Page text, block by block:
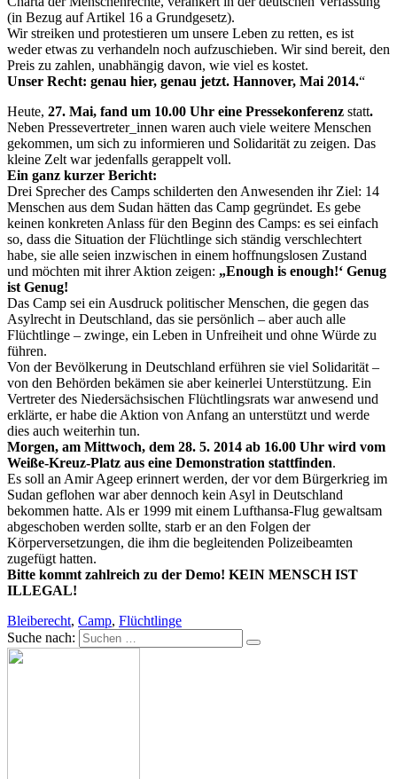
(in Bezug auf Artikel 16 a Grundgesetz).
Wir streiken und protestieren um unsere Leben zu retten, es ist
weder etwas zu verhandeln noch aufzuschieben. Wir sind bereit, den
Preis zu zahlen, unabhängig davon, wie viel es kostet.
Unser Recht: genau hier, genau jetzt. Hannover, Mai 2014.“
Heute, 27. Mai, fand um 10.00 Uhr eine Pressekonferenz statt.
Neben Pressevertreter_innen waren auch viele weitere Menschen
gekommen, um sich zu informieren und Solidarität zu zeigen. Das
kleine Zelt war jedenfalls gerappelt voll.
Ein ganz kurzer Bericht:
Drei Sprecher des Camps schilderten den Anwesenden ihr Ziel: 14
Menschen aus dem Sudan hätten das Camp gegründet. Es gebe
keinen konkreten Anlass für den Beginn des Camps: es sei einfach
so, dass die Situation der Flüchtlinge sich ständig verschlechtert
habe, sie alle seien inzwischen in einem hoffnungslosen Zustand
und möchten mit ihrer Aktion zeigen: „Enough is enough!‘ Genug
ist Genug!
Das Camp sei ein Ausdruck politischer Menschen, die gegen das
Asylrecht in Deutschland, das sie persönlich – aber auch alle
Flüchtlinge – zwinge, ein Leben in Unfreiheit und ohne Würde zu
führen.
Von der Bevölkerung in Deutschland erführen sie viel Solidarität –
von den Behörden bekämen sie aber keinerlei Unterstützung. Ein
Vertreter des Niedersächsischen Flüchtlingsrats war anwesend und
erklärte, er habe die Aktion von Anfang an unterstützt und werde
dies auch weiterhin tun.
Morgen, am Mittwoch, dem 28. 5. 2014 ab 16.00 Uhr wird vom
Weiße-Kreuz-Platz aus eine Demonstration stattfinden.
Es soll an Amir Ageep erinnert werden, der vor dem Bürgerkrieg im
Sudan geflohen war aber dennoch kein Asyl in Deutschland
bekommen hatte. Als er 1999 mit einem Lufthansa-Flug gewaltsam
abgeschoben werden sollte, starb er an den Folgen der
Körperversetzungen, die ihm die begleitenden Polizeibeamten
zugefügt hatten.
Bitte kommt zahlreich zu der Demo! KEIN MENSCH IST
ILLEGAL!
Bleiberecht, Camp, Flüchtlinge
Suche nach: